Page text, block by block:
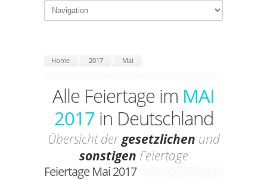
Home 2017 Mai
Alle Feiertage im MAI
2017in Deutschland
Übersicht dergesetzlichen und
sonstigen Feiertage
Feiertage Mai 2017